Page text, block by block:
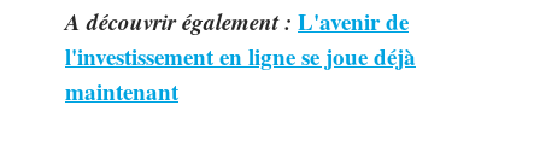
A découvrir également : L'avenir de
l'investissement en ligne se joue déjà
maintenant